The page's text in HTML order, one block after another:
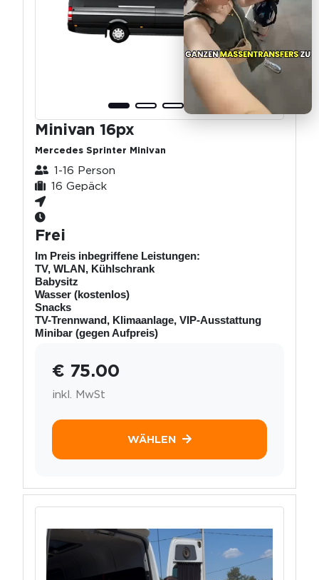
Minivan 16px
Mercedes Sprinter Minivan
1-16 Person
16 Gepäck
Frei
Im Preis inbegriffene Leistungen:
TV, WLAN, Kühlschrank
Babysitz
Wasser (kostenlos)
Snacks
TV-Trennwand, Klimaanlage, VIP-Ausstattung
Minibar (gegen Aufpreis)
€ 75.00
inkl. MwSt
WÄHLEN